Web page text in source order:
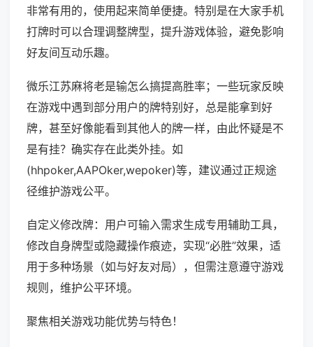
非常有用的，使用起来简单便捷。特别是在大家手机
打牌时可以合理调整牌型，提升游戏体验，避免影响
好友间互动乐趣。
微乐江苏麻将老是输怎么搞提高胜率；一些玩家反映
在游戏中遇到部分用户的牌特别好，总是能拿到好
牌，甚至好像能看到其他人的牌一样，由此怀疑是不
是有挂？确实存在此类外挂。如
(hhpoker,AAPOker,wepoker)等，建议通过正规途
径维护游戏公平。
自定义修改牌：用户可输入需求生成专用辅助工具，
修改自身牌型或隐藏操作痕迹，实现“必胜”效果，适
用于多种场景（如与好友对局），但需注意遵守游戏
规则，维护公平环境。
聚焦相关游戏功能优势与特色！